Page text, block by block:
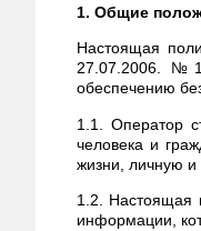
1. Общие
Настоящая
27.07.2006.
обеспечению
1.1. Оператор
человека и
жизни, личную и
1.2. Настоящая
информации,